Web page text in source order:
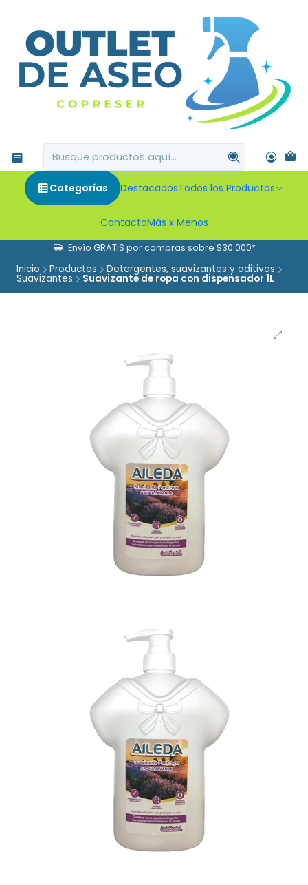
Categorías DestacadosTodos los Productos
ContactoMás x Menos
Envío GRATIS por compras sobre $30.000*
Inicio Productos Detergentes, suavizantes y aditivos
Suavizantes Suavizante de ropa con dispensador 1L